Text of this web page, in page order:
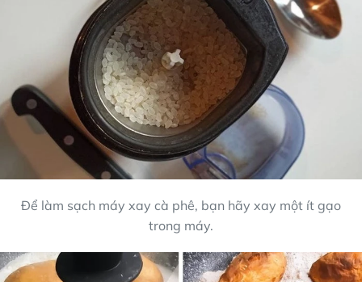
Để làm sạch máy xay cà phê, bạn hãy xay một ít gạo
trong máy.